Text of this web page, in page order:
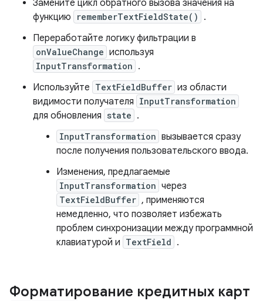
Замените цикл обратного вызова значения на
функцию
rememberTextFieldState()
.
Переработайте логику фильтрации в
onValueChange используя
InputTransformation .
Используйте TextFieldBuffer из области
видимости получателя InputTransformation
для обновления state .
InputTransformation вызывается сразу
после получения пользовательского ввода.
Изменения, предлагаемые
InputTransformation через
TextFieldBuffer , применяются
немедленно, что позволяет избежать
проблем синхронизации между программной
клавиатурой и TextField .
Форматирование кредитных карт